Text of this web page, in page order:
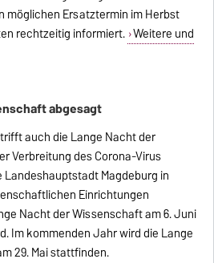
möglichen Ersatztermin im Herbst
rechtzeitig informiert. Weitere und
abgesagt
auch die Lange Nacht der
Verbreitung des Corona-Virus
Magdeburg in
Einrichtungen
Nacht der Wissenschaft am 6. Juni
Im kommenden Jahr wird die Lange
29. Mai stattfinden.